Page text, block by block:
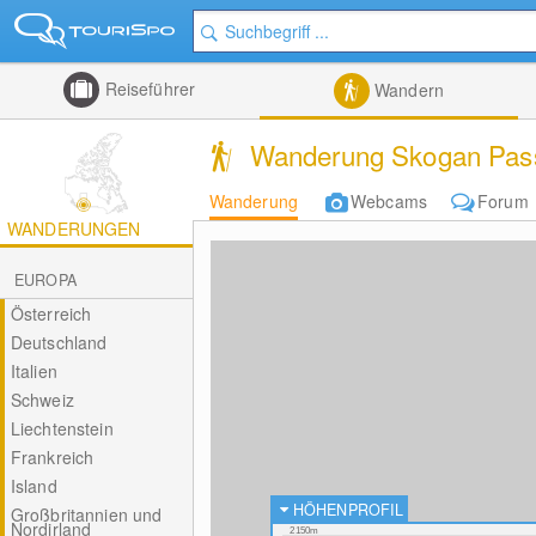
Reiseführer Wandern
Wanderung Skogan
Wanderung Webcams Forum
WANDERUNGEN
EUROPA
Österreich
Deutschland
Italien
Schweiz
Liechtenstein
Frankreich
Island
Großbritannien und
Nordirland
HÖHENPROFIL
2150m